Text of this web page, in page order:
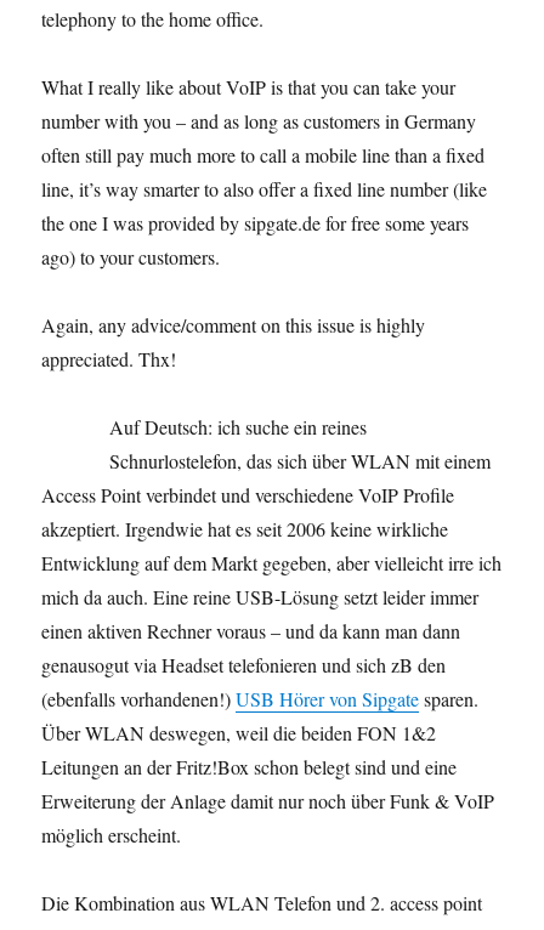
telephony to the home office.
What I really like about VoIP is that you can take your
number with you – and as long as customers in Germany
often still pay much more to call a mobile line than a fixed
line, it’s way smarter to also offer a fixed line number (like
the one I was provided by sipgate.de for free some years
ago) to your customers.
Again, any advice/comment on this issue is highly
appreciated. Thx!
Auf Deutsch: ich suche ein reines
Schnurlostelefon, das sich über WLAN mit einem
Access Point verbindet und verschiedene VoIP Profile
akzeptiert. Irgendwie hat es seit 2006 keine wirkliche
Entwicklung auf dem Markt gegeben, aber vielleicht irre ich
mich da auch. Eine reine USB-Lösung setzt leider immer
einen aktiven Rechner voraus – und da kann man dann
genausogut via Headset telefonieren und sich zB den
(ebenfalls vorhandenen!)USB Hörer von Sipgatesparen.
Über WLAN deswegen, weil die beiden FON 1&2
Leitungen an der Fritz!Box schon belegt sind und eine
Erweiterung der Anlage damit nur noch über Funk & VoIP
möglich erscheint.
Die Kombination aus WLAN Telefon und 2. access point